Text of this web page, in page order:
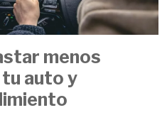
menos
auto y